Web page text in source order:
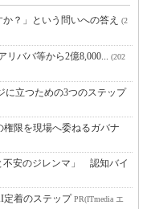
？」という問いへの答え
(2
リババ等から2億8,000... (202
に立つための3つのステップ
限を現場へ委ねるガバナ
不安のジレンマ」 認知バイ
定着のステップPR(ITmedia エ